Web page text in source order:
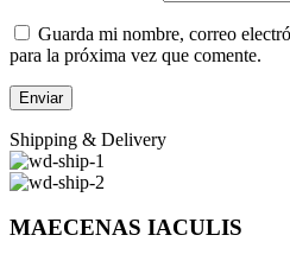
Guarda mi nombre, correo
para la próxima vez que comente.
Shipping & Delivery
MAECENAS IACULIS